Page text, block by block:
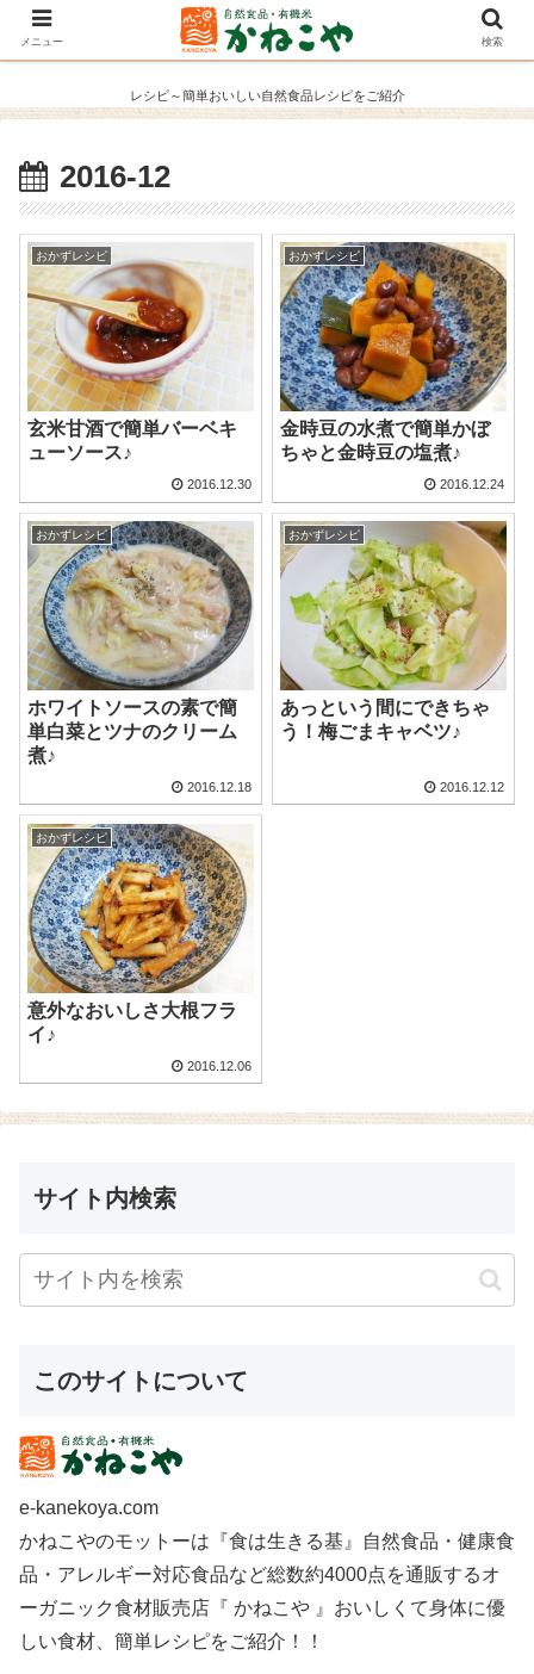
レシピ～簡単おいしい自然食品レシピをご紹介
2016-12
おかずレシピ
玄米甘酒で簡単バーベキ
ューソース♪
2016.12.30
おかずレシピ
金時豆の水煮で簡単かぼ
ちゃと金時豆の塩煮♪
2016.12.24
おかずレシピ
ホワイトソースの素で簡
単白菜とツナのクリーム
煮♪
2016.12.18
おかずレシピ
あっという間にできちゃ
う！梅ごまキャベツ♪
2016.12.12
おかずレシピ
意外なおいしさ大根フラ
イ♪
2016.12.06
サイト内検索
このサイトについて
e-kanekoya.com
かねこやのモットーは『食は生きる基』自然食品・健康食
品・アレルギー対応食品など総数約4000点を通販するオ
ーガニック食材販売店『 かねこや 』おいしくて身体に優
しい食材、簡単レシピをご紹介！！
メニュー 検索